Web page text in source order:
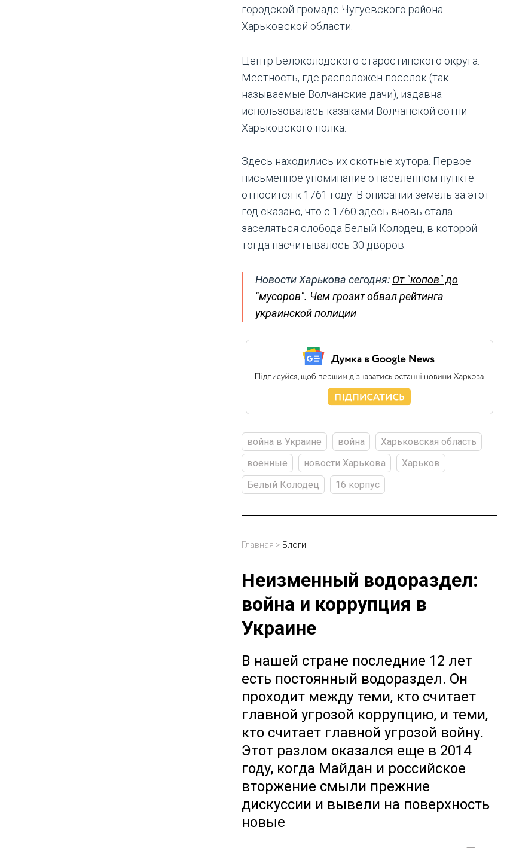
городской громаде Чугуевского района
Харьковской области.
Центр Белоколодского старостинского округа.
Местность, где расположен поселок (так
называемые Волчанские дачи), издавна
использовалась казаками Волчанской сотни
Харьковского полка.
Здесь находились их скотные хутора. Первое
письменное упоминание о населенном пункте
относится к 1761 году. В описании земель за этот
год сказано, что с 1760 здесь вновь стала
заселяться слобода Белый Колодец, в которой
тогда насчитывалось 30 дворов.
Новости Харькова сегодня: От "копов" до
"мусоров". Чем грозит обвал рейтинга
украинской полиции
война в Украине война
Харьковская область
военные
новости Харькова
Харьков
Белый Колодец
16 корпус
Главная > Блоги
Неизменный водораздел:
война и коррупция в
Украине
В нашей стране последние 12 лет
есть постоянный водораздел. Он
проходит между теми, кто считает
главной угрозой коррупцию, и теми,
кто считает главной угрозой войну.
Этот разлом оказался еще в 2014
году, когда Майдан и российское
вторжение смыли прежние
дискуссии и вывели на поверхность
новые